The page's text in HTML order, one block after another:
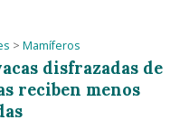
> Mamíferos
disfrazadas de
reciben menos